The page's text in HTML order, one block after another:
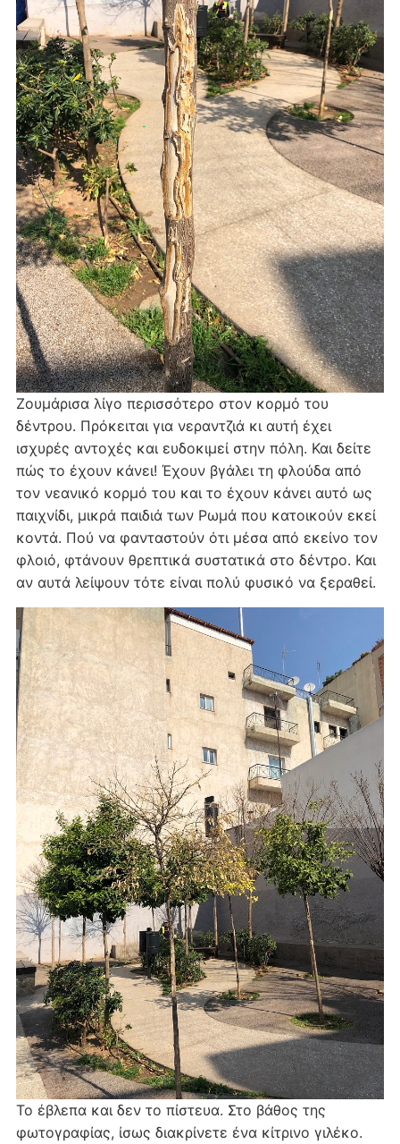
Ζουμάρισα λίγο περισσότερο στον κορμό του
δέντρου. Πρόκειται για νεραντζιά κι αυτή έχει
ισχυρές αντοχές και ευδοκιμεί στην πόλη. Και δείτε
πώς το έχουν κάνει! Έχουν βγάλει τη φλούδα από
τον νεανικό κορμό του και το έχουν κάνει αυτό ως
παιχνίδι, μικρά παιδιά των Ρωμά που κατοικούν εκεί
κοντά. Πού να φανταστούν ότι μέσα από εκείνο τον
φλοιό, φτάνουν θρεπτικά συστατικά στο δέντρο. Και
αν αυτά λείψουν τότε είναι πολύ φυσικό να ξεραθεί.
Το έβλεπα και δεν το πίστευα. Στο βάθος της
φωτογραφίας, ίσως διακρίνετε ένα κίτρινο γιλέκο.